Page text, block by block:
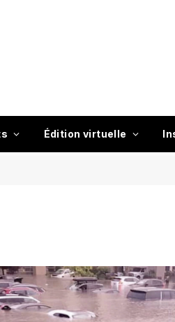
Édition virtuelle